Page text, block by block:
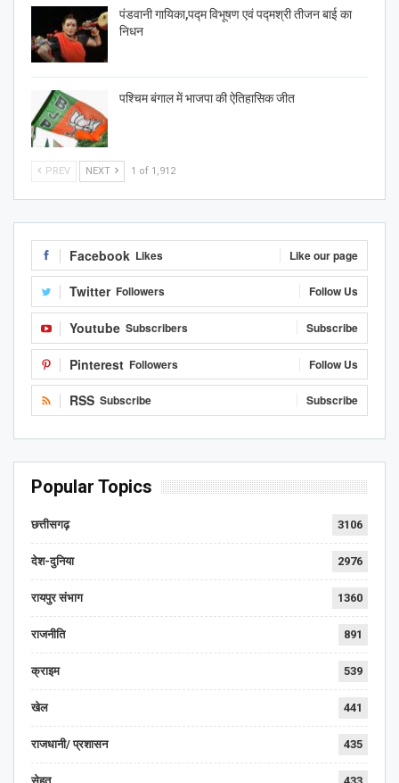
पंडवानी गायिका,पद्म विभूषण एवं पद्मश्री तीजन बाई का
निधन
पश्चिम बंगाल में भाजपा की ऐतिहासिक जीत
PREV NEXT 1 of 1,912
Facebook Likes Like our page
Twitter Followers Follow Us
Youtube Subscribers Subscribe
Pinterest Followers Follow Us
RSS Subscribe Subscribe
Popular Topics
छत्तीसगढ़ 3106
देश-दुनिया 2976
रायपुर संभाग 1360
राजनीति 891
क्राइम 539
खेल 441
राजधानी/ प्रशासन 435